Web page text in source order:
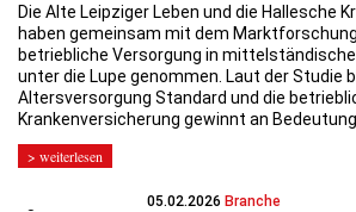
Die Alte Leipziger Leben und die Hallesche
haben gemeinsam mit dem
betriebliche Versorgung in
unter die Lupe genommen. Laut der Studie
Altersversorgung Standard und die
Krankenversicherung gewinnt an Bedeutung.
> weiterlesen
05.02.2026 Branche